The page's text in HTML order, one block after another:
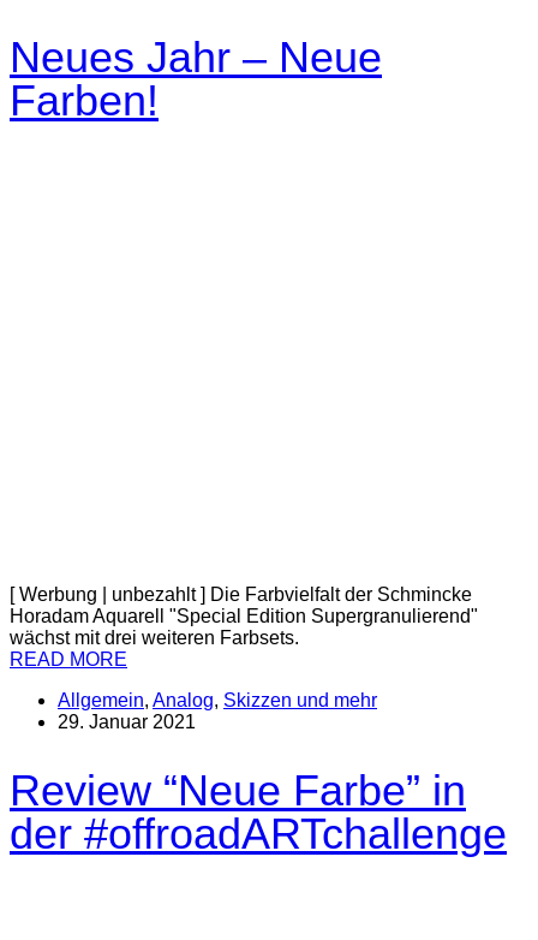
Neues Jahr – Neue
Farben!
[ Werbung | unbezahlt ] Die Farbvielfalt der Schmincke
Horadam Aquarell "Special Edition Supergranulierend"
wächst mit drei weiteren Farbsets.
READ MORE
Allgemein, Analog, Skizzen und mehr
29. Januar 2021
Review “Neue Farbe” in
der #offroadARTchallenge